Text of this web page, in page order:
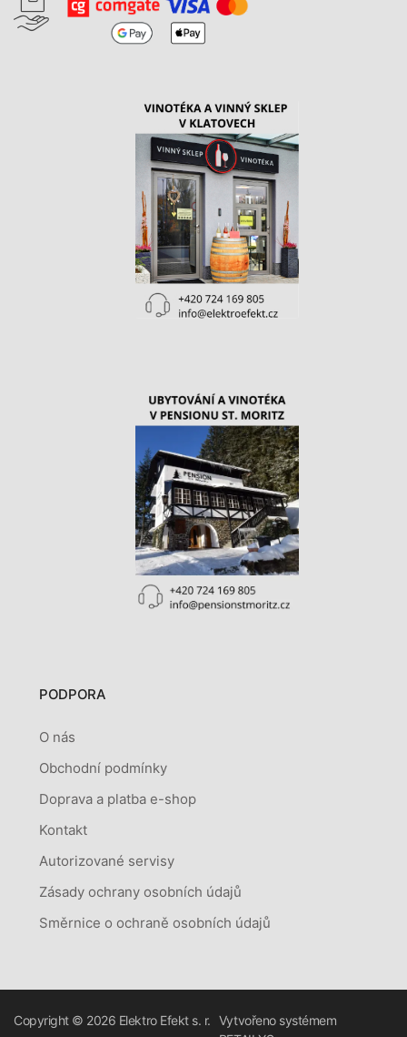
PODPORA
O nás
Obchodní podmínky
Doprava a platba e-shop
Kontakt
Autorizované servisy
Zásady ochrany osobních údajů
Směrnice o ochraně osobních údajů
Copyright © 2026 Elektro Efekt s. r. Vytvořeno systémem